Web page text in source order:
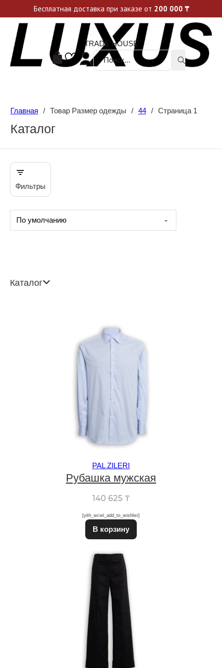
Уникальные акции и спецпредложения каждую неделю, не пропусти свой шанс
TRADE HOUSE
Поиск ...
Главная / Товар Размер одежды / 44 / Страница 1
Каталог
Фильтры
Каталог
PAL ZILERI
Рубашка мужская
140 625 ₸
[yith_wcwl_add_to_wishlist]
В корзину Этот товар имеет
Бесплатная доставка при заказе от 200 000 ₸